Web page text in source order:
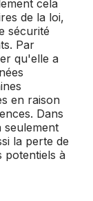
cela
de la loi,
sécurité
Par
qu'elle a
en raison
Dans
seulement
la perte de
potentiels à